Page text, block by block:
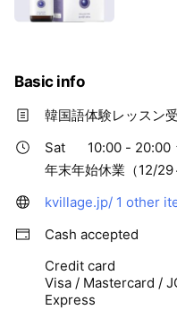
Basic info
韓国語体験レッスン
Sat
10:00 - 20:00
年末年始休業（12/29
kvillage.jp/ 1 other
Cash accepted
Credit card
Visa / Mastercard /
Express